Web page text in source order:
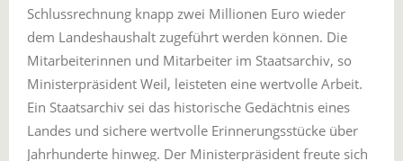
Schlussrechnung knapp zwei Millionen Euro wieder
dem Landeshaushalt zugeführt werden können. Die
Mitarbeiterinnen und Mitarbeiter im Staatsarchiv, so
Ministerpräsident Weil, leisteten eine wertvolle Arbeit.
Ein Staatsarchiv sei das historische Gedächtnis eines
Landes und sichere wertvolle Erinnerungsstücke über
Jahrhunderte hinweg. Der Ministerpräsident freute sich